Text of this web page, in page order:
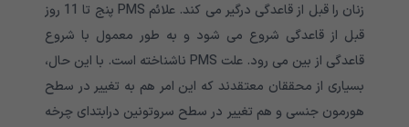
زنان را قبل از قاعدگی درگیر می کند. علائم PMS پنج تا 11 روز
قبل از قاعدگی شروع می شود و به طور معمول با شروع
قاعدگی از بین می رود. علت PMS ناشناخته است. با این حال،
بسیاری از محققان معتقدند که این امر هم به تغییر در سطح
هورمون جنسی و هم تغییر در سطح سروتونین درابتدای چرخه